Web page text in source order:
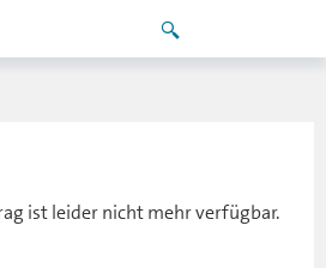
ist leider nicht mehr verfügbar.